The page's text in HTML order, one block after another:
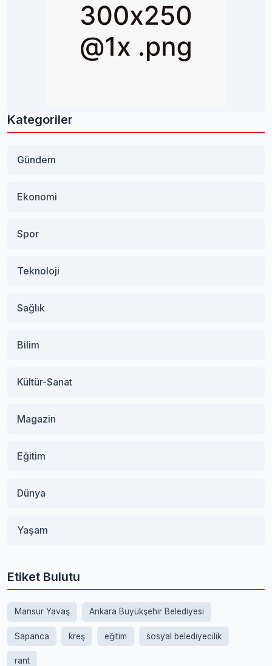
Kategoriler
Gündem
Ekonomi
Spor
Teknoloji
Sağlık
Bilim
Kültür-Sanat
Magazin
Eğitim
Dünya
Yaşam
Etiket Bulutu
Mansur Yavaş Ankara Büyükşehir Belediyesi
Sapanca kreş eğitim sosyal belediyecilik
rant